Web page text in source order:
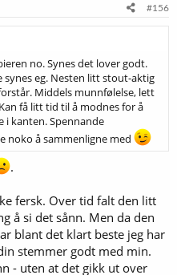
#156
no. Synes det lover godt.
synes eg. Nesten litt stout-aktig
Middels munnfølelse, lett
få litt tid til å modnes for å
i kanten. Spennande
noko å sammenligne med
.
fersk. Over tid falt den litt
å si det sånn. Men da den
blant det klart beste jeg har
stemmer godt med min.
- uten at det gikk ut over